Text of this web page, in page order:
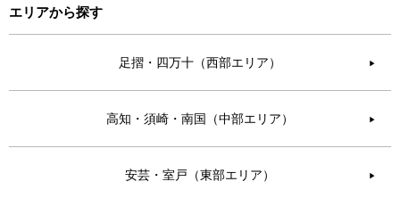
エリアから探す
足摺・四万十（西部エリア） ▶︎
高知・須崎・南国（中部エリア） ▶︎
安芸・室戸（東部エリア） ▶︎